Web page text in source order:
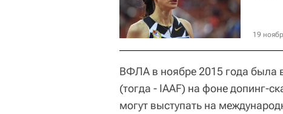
19
ВФЛА в ноябре 2015 года была
(тогда - IAAF) на фоне допинг-
могут выступать на